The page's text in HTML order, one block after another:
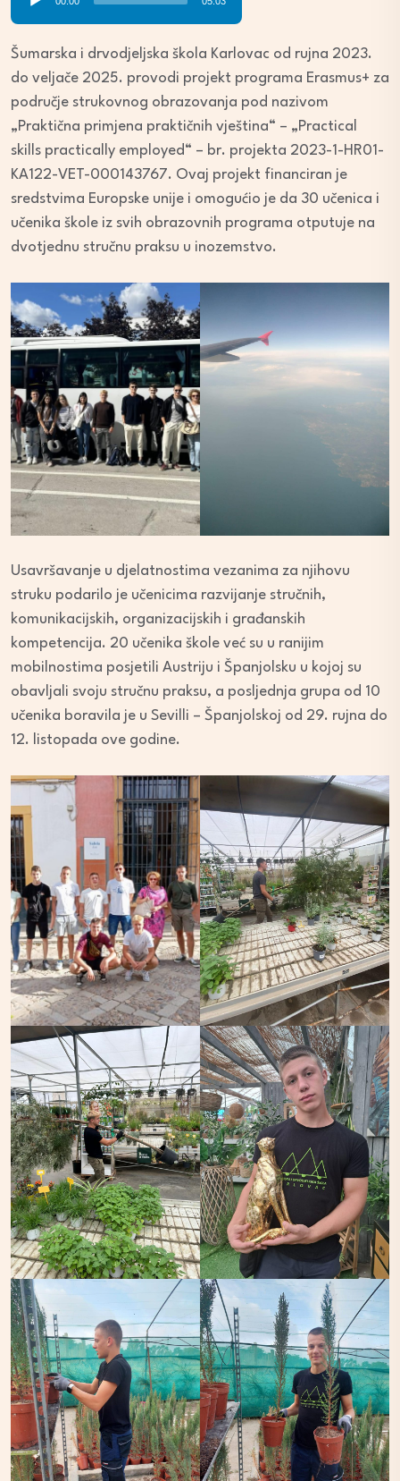
Player
Šumarska i drvodjeljska škola Karlovac od rujna 2023.
do veljače 2025. provodi projekt programa Erasmus+ za
područje strukovnog obrazovanja pod nazivom
„Praktična primjena praktičnih vještina“ – „Practical
skills practically employed“ – br. projekta 2023-1-HR01-
KA122-VET-000143767. Ovaj projekt financiran je
sredstvima Europske unije i omogućio je da 30 učenica i
učenika škole iz svih obrazovnih programa otputuje na
dvotjednu stručnu praksu u inozemstvo.
Usavršavanje u djelatnostima vezanima za njihovu
struku podarilo je učenicima razvijanje stručnih,
komunikacijskih, organizacijskih i građanskih
kompetencija. 20 učenika škole već su u ranijim
mobilnostima posjetili Austriju i Španjolsku u kojoj su
obavljali svoju stručnu praksu, a posljednja grupa od 10
učenika boravila je u Sevilli – Španjolskoj od 29. rujna do
12. listopada ove godine.